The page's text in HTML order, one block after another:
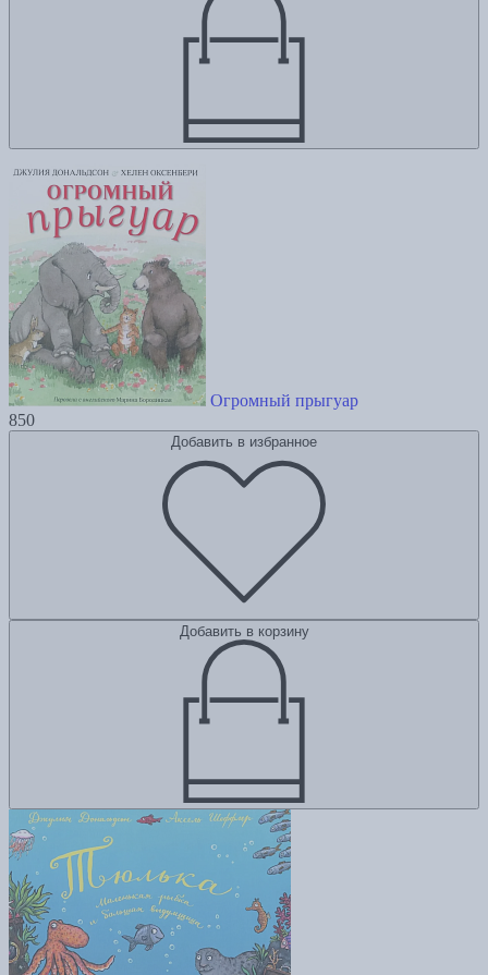
Огромный прыгуар
850
Добавить в избранное
Добавить в корзину